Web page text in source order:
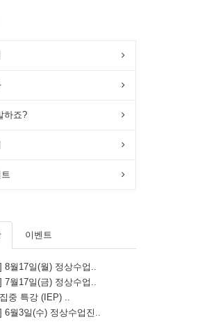
하죠?
이벤트
8월17일(월) 정상수업..
7월17일(금) 정상수업..
중 특강 (IEP) ..
6월3일(수) 정상수업진..